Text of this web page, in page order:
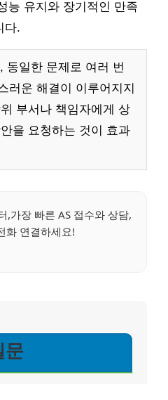
능 유지와 장기적인 만족
다.
동일한 문제로 여러 번
러운 해결이 이루어지지
부서나 책임자에게 상
을 요청하는 것이 효과
,가장 빠른 AS 접수와 상담,
화 연결하세요!
문